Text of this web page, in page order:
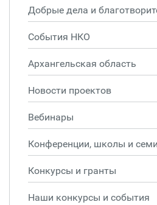
Добрые дела и
События НКО
Архангельская область
Новости проектов
Вебинары
Конференции, школы и
Конкурсы и гранты
Наши конкурсы и события